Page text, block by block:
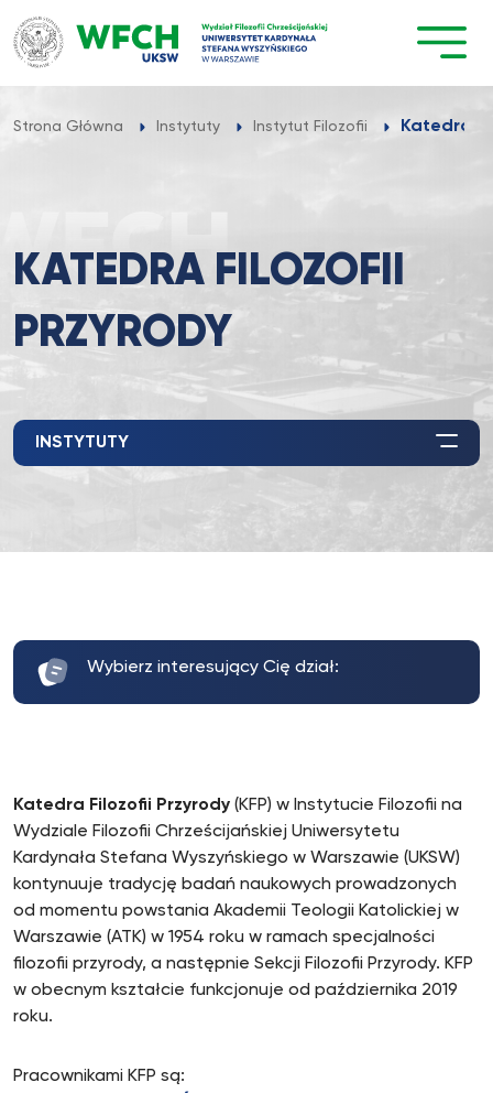
Przejdź
do
treści
Strona Główna Instytuty Instytut Filozofii Katedra
KATEDRA FILOZOFII
PRZYRODY
INSTYTUTY
Wybierz interesujący Cię dział:
Katedra Filozofii Przyrody (KFP) w Instytucie Filozofii na
Wydziale Filozofii Chrześcijańskiej Uniwersytetu
Kardynała Stefana Wyszyńskiego w Warszawie (UKSW)
kontynuuje tradycję badań naukowych prowadzonych
od momentu powstania Akademii Teologii Katolickiej w
Warszawie (ATK) w 1954 roku w ramach specjalności
filozofii przyrody, a następnie Sekcji Filozofii Przyrody. KFP
w obecnym kształcie funkcjonuje od października 2019
roku.
Pracownikami KFP są: